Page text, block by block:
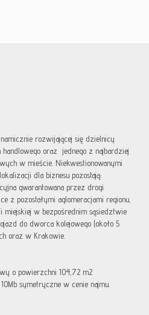
rozwijającej się dzielnicy
oraz jednego z najbardziej
w mieście. Niekwestionowanymi
dla biznesu pozostają:
gwarantowana przez drogi
z pozostałymi aglomeracjami regionu,
miejskiej w bezpośrednim sąsiedztwie
do dworca kolejowego (około 5
oraz w Krakowie.
o powierzchni 104,72 m2
symetryczne w cenie najmu.